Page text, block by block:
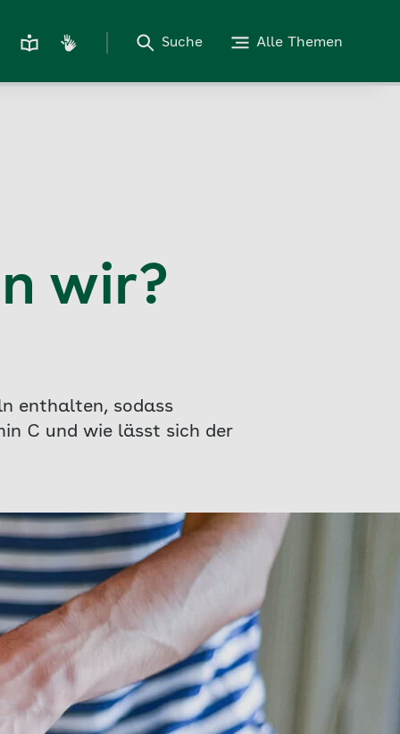
Suche Alle Themen
wir?
enthalten, sodass
C und wie lässt sich der